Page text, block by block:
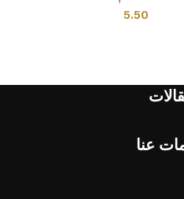
5.50
عنا